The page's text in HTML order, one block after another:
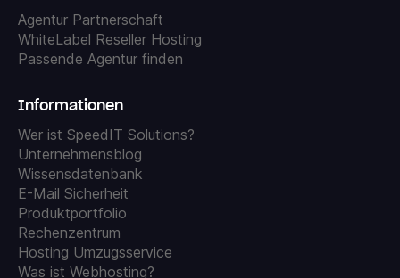
Agentur Partnerschaft
WhiteLabel Reseller Hosting
Passende Agentur finden
Informationen
Wer ist SpeedIT Solutions?
Unternehmensblog
Wissensdatenbank
E-Mail Sicherheit
Produktportfolio
Rechenzentrum
Hosting Umzugsservice
Was ist Webhosting?